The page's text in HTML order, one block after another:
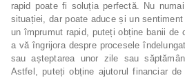
rapid poate fi soluția perfectă. Nu
situației, dar poate aduce și un
un împrumut rapid, puteți obține banii de
a vă îngrijora despre procesele
sau așteptarea unor zile sau
Astfel, puteți obține ajutorul financiar